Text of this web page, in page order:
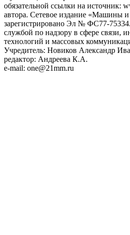
обязательной ссылки на источник:
автора. Сетевое издание «Машины
зарегистрировано Эл № ФС77-
службой по надзору в сфере связи,
технологий и массовых
Учредитель: Новиков Александр
редактор: Андреева К.А.
e-mail: one@21mm.ru